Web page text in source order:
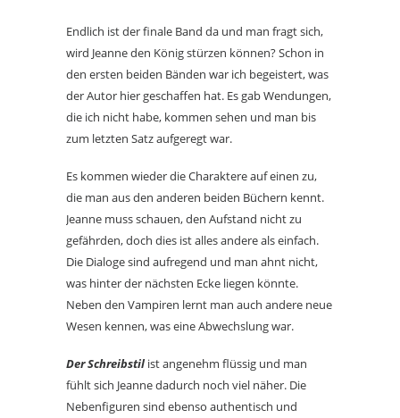
Endlich ist der finale Band da und man fragt sich,
wird Jeanne den König stürzen können? Schon in
den ersten beiden Bänden war ich begeistert, was
der Autor hier geschaffen hat. Es gab Wendungen,
die ich nicht habe, kommen sehen und man bis
zum letzten Satz aufgeregt war.
Es kommen wieder die Charaktere auf einen zu,
die man aus den anderen beiden Büchern kennt.
Jeanne muss schauen, den Aufstand nicht zu
gefährden, doch dies ist alles andere als einfach.
Die Dialoge sind aufregend und man ahnt nicht,
was hinter der nächsten Ecke liegen könnte.
Neben den Vampiren lernt man auch andere neue
Wesen kennen, was eine Abwechslung war.
Der Schreibstil ist angenehm flüssig und man
fühlt sich Jeanne dadurch noch viel näher. Die
Nebenfiguren sind ebenso authentisch und